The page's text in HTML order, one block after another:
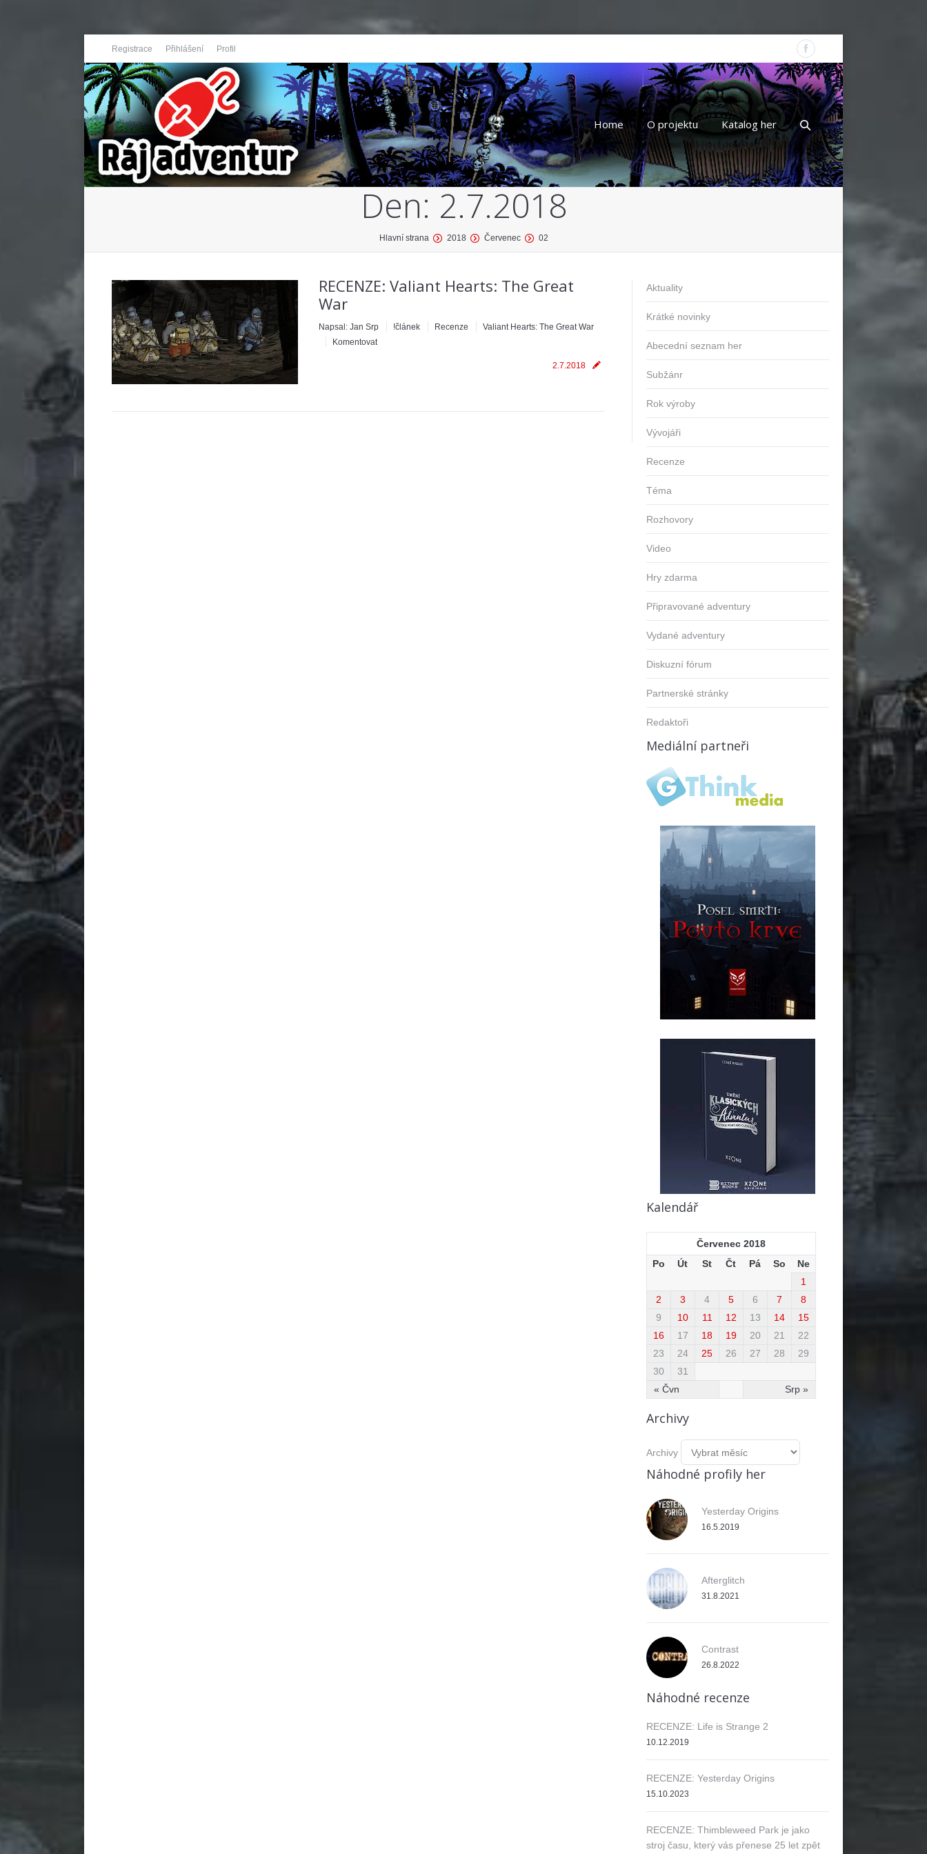
Registrace Přihlášení Profil
Home O projektu Katalog her
Den: 2.7.2018
Hlavní strana 2018 Červenec 02
RECENZE: Valiant Hearts: The Great
War
Napsal: Jan Srp !článek Recenze
Valiant Hearts: The Great War
Komentovat
2.7.2018
Aktuality
Krátké novinky
Abecední seznam her
Subžánr
Rok výroby
Vývojáři
Recenze
Téma
Rozhovory
Video
Hry zdarma
Připravované adventury
Vydané adventury
Diskuzní fórum
Partnerské stránky
Redaktoři
Mediální partneři
Kalendář
Červenec 2018
Po
Út St Čt Pá So Ne
« Čvn Srp »
1
2
3 4 5 6 7
8
9
10 11 12 13 14
15
16
17 18 19 20 21
22
23
24 25 26 27 28
29
30
31
Archivy
Archivy
Náhodné profily her
Yesterday Origins
16.5.2019
Afterglitch
31.8.2021
Contrast
26.8.2022
Náhodné recenze
RECENZE: Life is Strange 2
10.12.2019
RECENZE: Yesterday Origins
15.10.2023
RECENZE: Thimbleweed Park je jako
stroj času, který vás přenese 25 let zpět